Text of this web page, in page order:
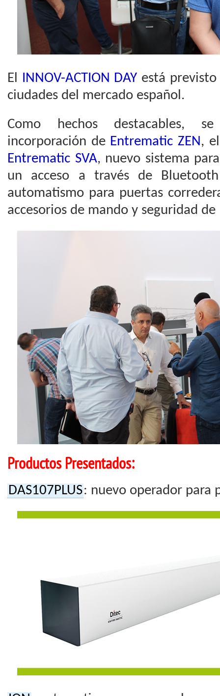
El INNOV-ACTION DAY está
ciudades del mercado español.
Como hechos destacables,
incorporación de Entrematic ZEN,
Entrematic SVA, nuevo sistema
un acceso a través de
automatismo para puertas
accesorios de mando y seguridad
Productos Presentados:
DAS107PLUS: nuevo operador para